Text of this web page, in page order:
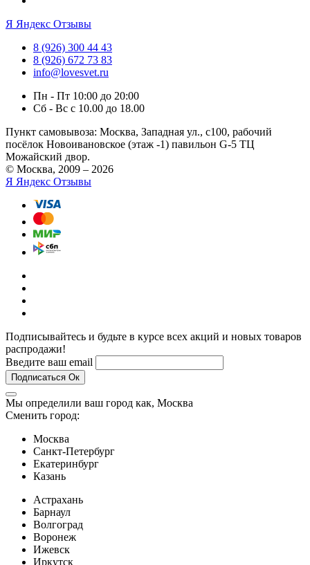
Я Яндекс Отзывы
8 (926) 300 44 43
8 (926) 672 73 83
info@lovesvet.ru
Пн - Пт 10:00 до 20:00
Сб - Вс с 10.00 до 18.00
Пункт самовывоза: Москва, Западная ул., с100, рабочий
посёлок Новоивановское (этаж -1) павильон G-5 ТЦ
Можайский двор.
© Москва, 2009 – 2026
Я Яндекс Отзывы
Подписывайтесь и будьте в курсе всех акций и новых товаров
распродажи!
Введите ваш email
Подписаться Ок
Мы определили ваш город как, Москва
Сменить город:
Москва
Санкт-Петербург
Екатеринбург
Казань
Астрахань
Барнаул
Волгоград
Воронеж
Ижевск
Иркутск